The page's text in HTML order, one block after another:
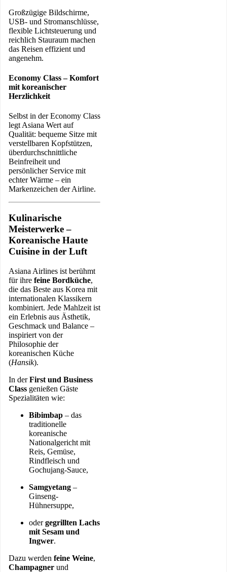
Großzügige Bildschirme,
USB- und Stromanschlüsse,
flexible Lichtsteuerung und
reichlich Stauraum machen
das Reisen effizient und
angenehm.
Economy Class– Komfort
mit koreanischer
Herzlichkeit
Selbst in der Economy Class
legt Asiana Wert auf
Qualität: bequeme Sitze mit
verstellbaren Kopfstützen,
überdurchschnittliche
Beinfreiheit und
persönlicher Service mit
echter Wärme – ein
Markenzeichen der Airline.
Kulinarische
Meisterwerke –
Koreanische Haute
Cuisine in der Luft
Asiana Airlines ist berühmt
für ihre feine Bordküche,
die das Beste aus Korea mit
internationalen Klassikern
kombiniert. Jede Mahlzeit ist
ein Erlebnis aus Ästhetik,
Geschmack und Balance –
inspiriert von der
Philosophie der
koreanischen Küche
(Hansik).
In derFirst und Business
Class genießen Gäste
Spezialitäten wie:
Bibimbap – das
traditionelle
koreanische
Nationalgericht mit
Reis, Gemüse,
Rindfleisch und
Gochujang-Sauce,
Samgyetang –
Ginseng-
Hühnersuppe,
odergegrillten Lachs
mit Sesam und
Ingwer.
Dazu werden feine Weine,
Champagner und